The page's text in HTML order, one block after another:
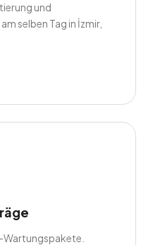
und
selben Tag in İzmir,